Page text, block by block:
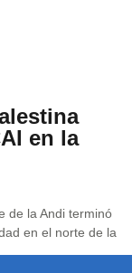
en la
de la Andi terminó
en el norte de la